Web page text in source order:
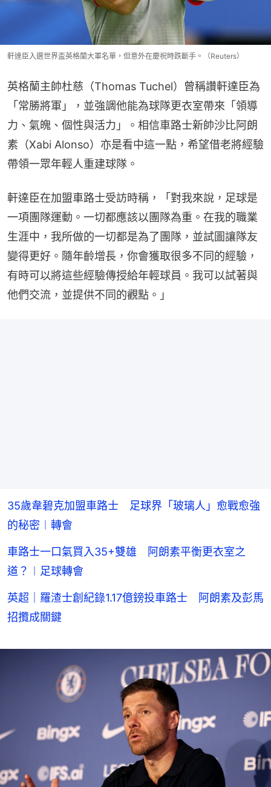
軒達臣入選世界盃英格蘭大軍名單，但意外在慶祝時跌斷手。（Reuters）
英格蘭主帥杜慈（Thomas Tuchel）曾稱讚軒達臣為
「常勝將軍」，並強調他能為球隊更衣室帶來「領導
力、氣魄、個性與活力」。相信車路士新帥沙比阿朗
素（Xabi Alonso）亦是看中這一點，希望借老將經驗
帶領一眾年輕人重建球隊。
軒達臣在加盟車路士受訪時稱，「對我來說，足球是
一項團隊運動。一切都應該以團隊為重。在我的職業
生涯中，我所做的一切都是為了團隊，並試圖讓隊友
變得更好。隨年齡增長，你會獲取很多不同的經驗，
有時可以將這些經驗傳授給年輕球員。我可以試著與
他們交流，並提供不同的觀點。」
35歲韋碧克加盟車路士 足球界「玻璃人」愈戰愈強
的秘密︱轉會
車路士一口氣買入35+雙雄 阿朗素平衡更衣室之
道？︱足球轉會
英超｜羅渣士創紀錄1.17億鎊投車路士 阿朗素及彭馬
招攬成關鍵